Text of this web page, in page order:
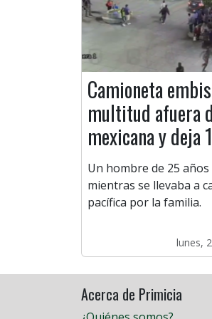
Camioneta
multitud afuera
mexicana y deja
Un hombre de 25
mientras se llevaba a
pacífica por la familia.
lunes,
Acerca de Primicia